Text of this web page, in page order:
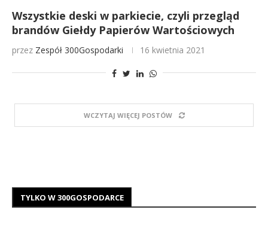
Wszystkie deski w parkiecie, czyli przegląd
brandów Giełdy Papierów Wartościowych
przez Zespół 300Gospodarki 16 kwietnia 2021
WCZYTAJ WIĘCEJ POSTÓW
TYLKO W 300GOSPODARCE